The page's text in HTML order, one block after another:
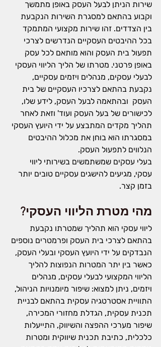
שירות הניתן לבעל העסק באופן מתמשך
וקבוע בהתאם למסגרת השירות הנקבעת
בין הצדדים. זהו שירות מקצועי המתמקד
בכל ההיבטים העסקיים הנדרשים לצרכי
תפעול בית העסק והוא מותאם לכל עסק
באופן פרטני. מטרתו של הליך הליווי העסקי
לבעלי עסקים, מנהלים ויזמים עסקיים,
נקבעת בהתאם לצרכיו העסקיים של בית
העסק  ובהתאמה לבעל העסק, לידע שלו,
לכישורים של בעל העסק ועוד' וזאת לאחר
תהליך מקדים המתבצע על ידי היועץ העסקי
במסגרתו הוא בוחן את מכלול ההיבטים
הנלווים לתפעול העסק.
בעלי עסקים שמשתמשים בשירותי ליווי
עסקי, מגיעים להישגים עסקיים טובים יותר
בזמן קצר.
מהי מטרת הליווי העסקי?
ליווי עסקי הוא תהליך שמטרתו נקבעת
בהתאם לצרכי בית העסק ופרמטרים נוספים
הנבדקים על ידי היועץ העסקי ובעלי העסק,
כאשר בין יתר המטרות הנפוצות להליך
הליווי המקצועי לבעלי עסקים, מנהלים
ויזמים, ניתן למצוא: שיפור מיומנויות הניהול,
התוויית אסטרטגיה עסקית בהתאם לבניית
תכנית עסקית, הגדלת מחזורי המכירה,
שיפור מערכי ההפצה והשיווק, התייעלות
כלכלית, כתיבת תכנית שיווקית ומטרות